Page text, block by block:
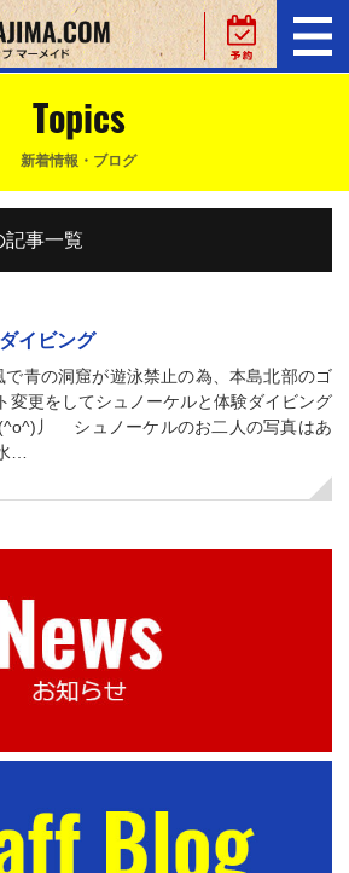
Topics
新着情報・ブログ
記事一覧
イビング
青の洞窟が遊泳禁止の為、本島北部のゴ
変更をしてシュノーケルと体験ダイビング
丿 シュノーケルのお二人の写真はあ
…